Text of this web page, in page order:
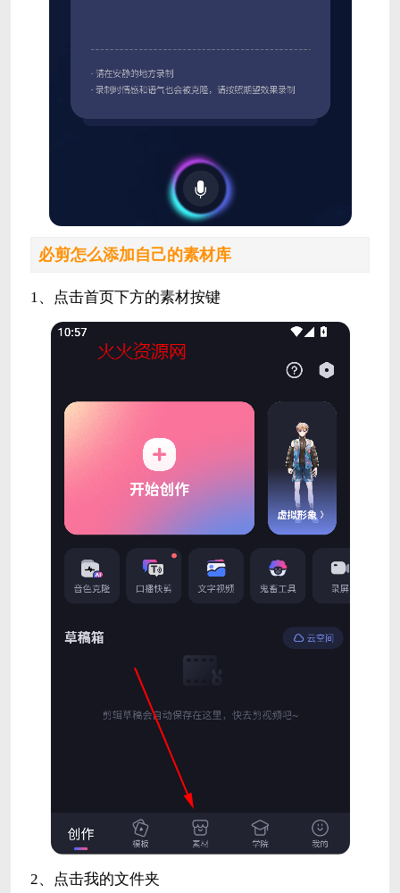
必剪怎么添加自己的素材库
1、点击首页下方的素材按键
2、点击我的文件夹